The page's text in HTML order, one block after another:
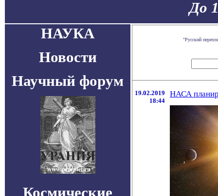
До
НАУКА
Новости
Научный форум
Космические
"Русский
19.02.2019
18:44
НАСА